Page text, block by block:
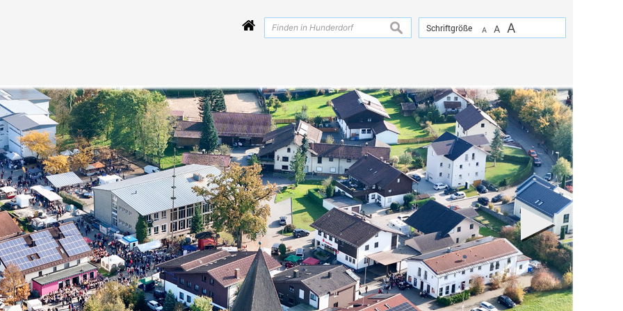
Schriftgröße A A A
suchen